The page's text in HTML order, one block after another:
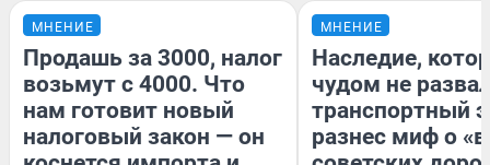
МНЕНИЕ
Продашь за 3000, налог
возьмут с 4000. Что
нам готовит новый
налоговый закон — он
МНЕНИЕ
Наследие,
чудом не
транспортный
разнес миф о